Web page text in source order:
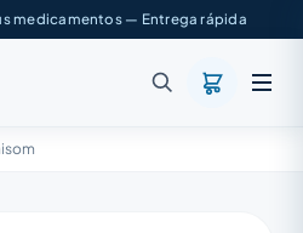
medicamentos — Entrega rápida